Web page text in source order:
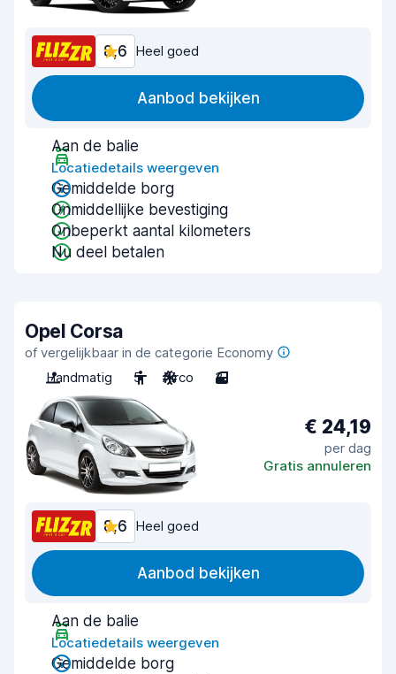
8,6 Heel goed
Aanbod bekijken
Aan de balie
Locatiedetails weergeven
Gemiddelde borg
Onmiddellijke bevestiging
Onbeperkt aantal kilometers
Nu deel betalen
Opel Corsa
of vergelijkbaar in de categorie Economy
Handmatig
5 Airco 3
€ 24,19
per dag
Gratis annuleren
8,6 Heel goed
Aanbod bekijken
Aan de balie
Locatiedetails weergeven
Gemiddelde borg